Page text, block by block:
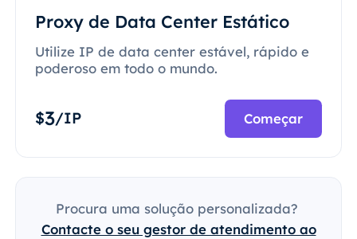
Proxy de Data Center Estático
Utilize IP de data center estável, rápido e
poderoso em todo o mundo.
$3/IP Começar
Procura uma solução personalizada?
Contacte o seu gestor de atendimento ao